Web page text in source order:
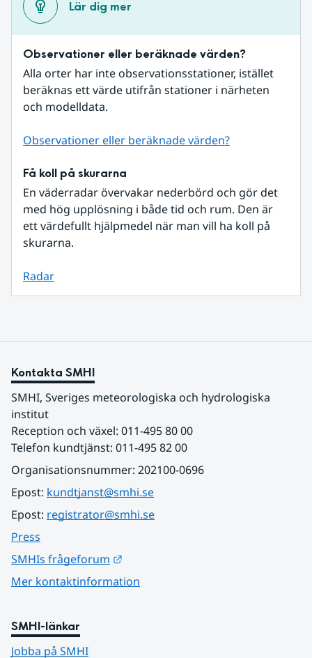
Lär dig mer
Observationer eller beräknade värden?
Alla orter har inte observationsstationer, istället
beräknas ett värde utifrån stationer i närheten
och modelldata.
Observationer eller beräknade värden?
Få koll på skurarna
En väderradar övervakar nederbörd och gör det
med hög upplösning i både tid och rum. Den är
ett värdefullt hjälpmedel när man vill ha koll på
skurarna.
Radar
Kontakta SMHI
SMHI, Sveriges meteorologiska och hydrologiska
institut
Reception och växel: 011-495 80 00
Telefon kundtjänst: 011-495 82 00
Organisationsnummer: 202100-0696
Epost: kundtjanst@smhi.se
Epost: registrator@smhi.se
Press
SMHIs frågeforum
Mer kontaktinformation
SMHI-länkar
Jobba på SMHI